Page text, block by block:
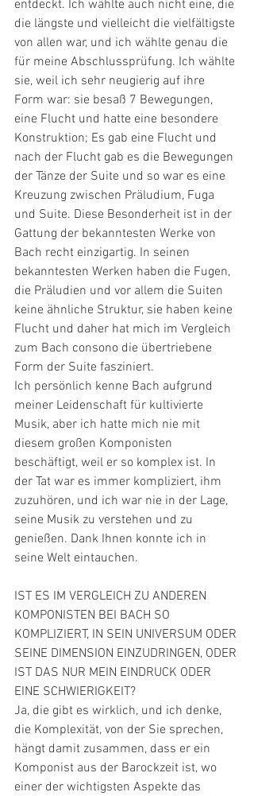
entdeckt. Ich wählte auch nicht eine, die
die längste und vielleicht die vielfältigste
von allen war, und ich wählte genau die
für meine Abschlussprüfung. Ich wählte
sie, weil ich sehr neugierig auf ihre
Form war: sie besaß 7 Bewegungen,
eine Flucht und hatte eine besondere
Konstruktion; Es gab eine Flucht und
nach der Flucht gab es die Bewegungen
der Tänze der Suite und so war es eine
Kreuzung zwischen Präludium, Fuga
und Suite. Diese Besonderheit ist in der
Gattung der bekanntesten Werke von
Bach recht einzigartig. In seinen
bekanntesten Werken haben die Fugen,
die Präludien und vor allem die Suiten
keine ähnliche Struktur, sie haben keine
Flucht und daher hat mich im Vergleich
zum Bach consono die übertriebene
Form der Suite fasziniert.
Ich persönlich kenne Bach aufgrund
meiner Leidenschaft für kultivierte
Musik, aber ich hatte mich nie mit
diesem großen Komponisten
beschäftigt, weil er so komplex ist. In
der Tat war es immer kompliziert, ihm
zuzuhören, und ich war nie in der Lage,
seine Musik zu verstehen und zu
genießen. Dank Ihnen konnte ich in
seine Welt eintauchen.
IST ES IM VERGLEICH ZU ANDEREN
KOMPONISTEN BEI BACH SO
KOMPLIZIERT, IN SEIN UNIVERSUM ODER
SEINE DIMENSION EINZUDRINGEN, ODER
IST DAS NUR MEIN EINDRUCK ODER
EINE SCHWIERIGKEIT?
Ja, die gibt es wirklich, und ich denke,
die Komplexität, von der Sie sprechen,
hängt damit zusammen, dass er ein
Komponist aus der Barockzeit ist, wo
einer der wichtigsten Aspekte das